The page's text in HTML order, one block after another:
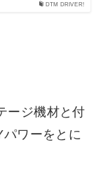
DTM DRIVER!
ージ機材と付
ワーをとに